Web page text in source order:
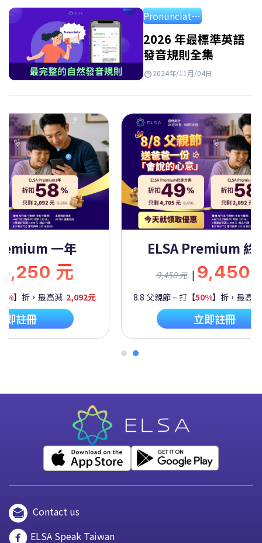
Takeaways…
Pronunciation
2026 年最標準英語
發音規則全集
2024年/11月/04日
一年
元
】折，最高減 2,092元
即註冊
ELSA Premium 終
9,450 元 | 9,450
8.8 父親節 – 打【50%】折，最高
立即註冊
Contact us
ELSA Speak Taiwan